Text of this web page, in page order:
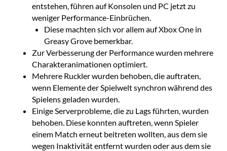
entstehen, führen auf Konsolen und PC jetzt zu
weniger Performance-Einbrüchen.
Diese machten sich vor allem auf Xbox One in
Greasy Grove bemerkbar.
Zur Verbesserung der Performance wurden mehrere
Charakteranimationen optimiert.
Mehrere Ruckler wurden behoben, die auftraten,
wenn Elemente der Spielwelt synchron während des
Spielens geladen wurden.
Einige Serverprobleme, die zu Lags führten, wurden
behoben. Diese konnten auftreten, wenn Spieler
einem Match erneut beitreten wollten, aus dem sie
wegen Inaktivität entfernt wurden oder aus dem sie